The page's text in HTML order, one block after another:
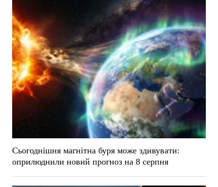
Сьогоднішня магнітна буря може здивувати:
оприлюднили новий прогноз на 8 серпня